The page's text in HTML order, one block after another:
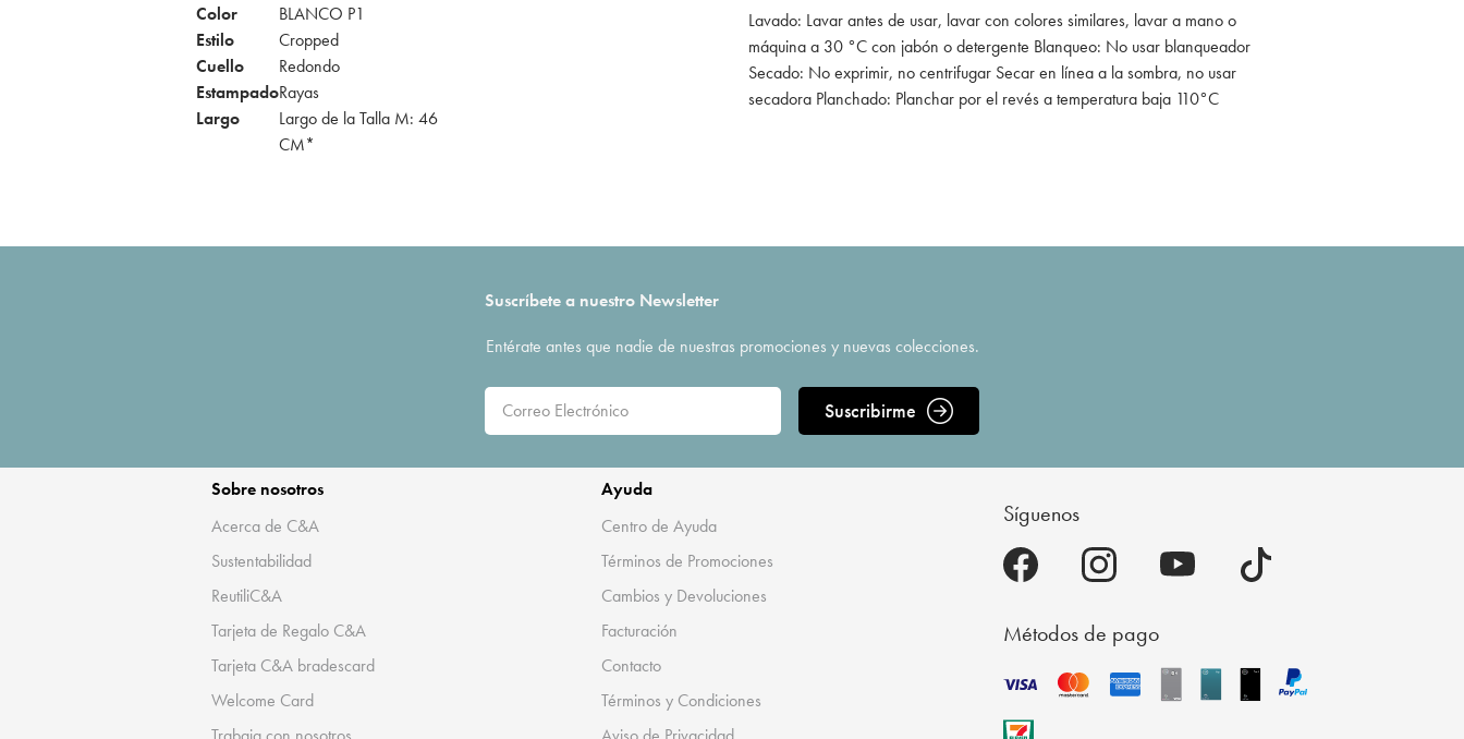
Color
BLANCO P1
Estilo
Cropped
Cuello
Redondo
EstampadoRayas
Largo
Largo de la Talla M: 46
CM*
Lavado: Lavar antes de usar, lavar con colores similares, lavar a mano o
máquina a 30 °C con jabón o detergente Blanqueo: No usar blanqueador
Secado: No exprimir, no centrifugar Secar en línea a la sombra, no usar
secadora Planchado: Planchar por el revés a temperatura baja 110°C
Suscríbete a nuestro Newsletter
Entérate antes que nadie de nuestras promociones y nuevas colecciones.
Suscribirme
Sobre nosotros
Acerca de C&A
Sustentabilidad
ReutiliC&A
Tarjeta de Regalo C&A
Tarjeta C&A bradescard
Welcome Card
Ayuda
Centro de Ayuda
Términos de Promociones
Cambios y Devoluciones
Facturación
Contacto
Términos y Condiciones
Síguenos
Métodos de pago